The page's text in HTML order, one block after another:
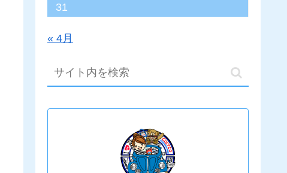
31
« 4月